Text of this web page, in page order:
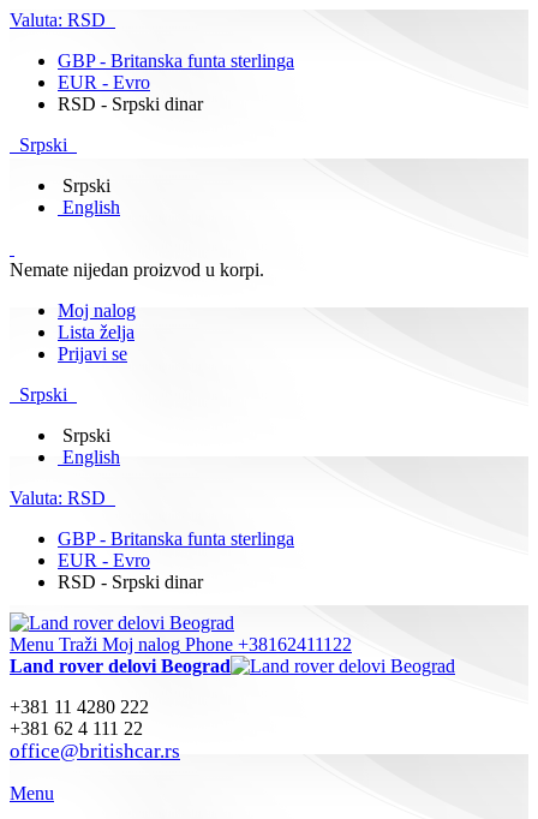
Valuta: RSD
GBP - Britanska funta sterlinga
EUR - Evro
RSD - Srpski dinar
Srpski
Srpski
English
Nemate nijedan proizvod u korpi.
Moj nalog
Lista želja
Prijavi se
Srpski
Srpski
English
Valuta: RSD
GBP - Britanska funta sterlinga
EUR - Evro
RSD - Srpski dinar
Menu Traži Moj nalog Phone +38162411122
Land rover delovi Beograd
+381 11 4280 222
+381 62 4 111 22
office@britishcar.rs
Menu